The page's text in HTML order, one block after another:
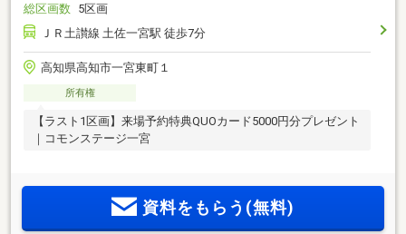
総区画数 5区画
ＪＲ土讃線 土佐一宮駅 徒歩7分
高知県高知市一宮東町１
所有権
【ラスト1区画】来場予約特典QUOカード5000円分プレゼント
｜コモンステージ一宮
資料をもらう(無料)